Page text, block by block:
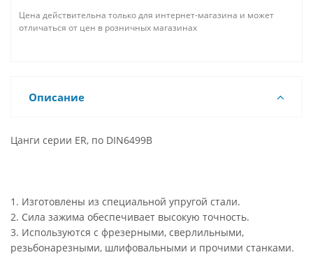
Цена действительна только для интернет-магазина и может
отличаться от цен в розничных магазинах
Описание
Цанги серии ER, по DIN6499B
1. Изготовлены из специальной упругой стали.
2. Сила зажима обеспечивает высокую точность.
3. Используются с фрезерными, сверлильными,
резьбонарезными, шлифовальными и прочими станками.